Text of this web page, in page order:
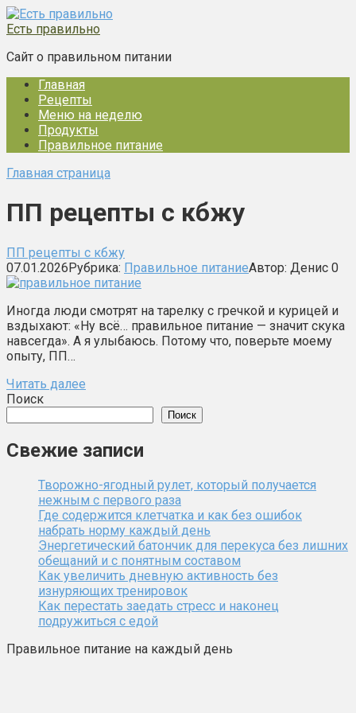
Перейти
к
Есть правильно
Сайт о правильном питании
Главная
Рецепты
Меню на неделю
Продукты
Правильное питание
Главная страница
ПП рецепты с кбжу
ПП рецепты с кбжу
07.01.2026Рубрика: Правильное питаниеАвтор: Денис 0
Иногда люди смотрят на тарелку с гречкой и курицей и
вздыхают: «Ну всё… правильное питание — значит скука
навсегда». А я улыбаюсь. Потому что, поверьте моему
опыту, ПП…
Читать далее
Поиск
Поиск
Свежие записи
Творожно-ягодный рулет, который получается
нежным с первого раза
Где содержится клетчатка и как без ошибок
набрать норму каждый день
Энергетический батончик для перекуса без лишних
обещаний и с понятным составом
Как увеличить дневную активность без
изнуряющих тренировок
Как перестать заедать стресс и наконец
подружиться с едой
Правильное питание на каждый день